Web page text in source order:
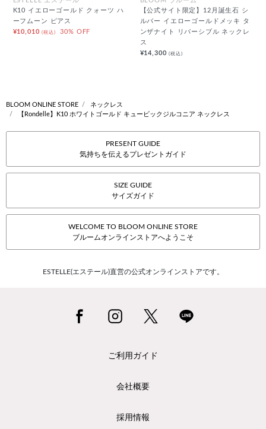
K10 イエローゴールド クォーツ ハ
ーフムーン ピアス
¥10,010(税込) 30% OFF
【公式サイト限定】12月誕生石 シ
ルバー イエローゴールドメッキ タ
ンザナイト リバーシブル ネックレ
ス
¥14,300(税込)
BLOOM ONLINE STORE
ネックレス
【Rondelle】K10 ホワイトゴールド キュービックジルコニア ネックレス
PRESENT GUIDE
気持ちを伝えるプレゼントガイド
SIZE GUIDE
サイズガイド
WELCOME TO BLOOM ONLINE STORE
ブルームオンラインストアへようこそ
ESTELLE(エステール)直営の公式オンラインストアです。
ご利用ガイド
会社概要
採用情報